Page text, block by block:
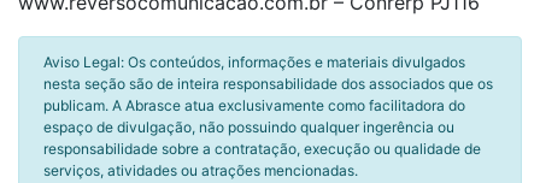
Aviso Legal: Os conteúdos, informações e materiais divulgados
nesta seção são de inteira responsabilidade dos associados que os
publicam. A Abrasce atua exclusivamente como facilitadora do
espaço de divulgação, não possuindo qualquer ingerência ou
responsabilidade sobre a contratação, execução ou qualidade de
serviços, atividades ou atrações mencionadas.